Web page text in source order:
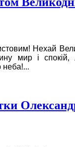
Нехай
мир і спокій,
неба!...